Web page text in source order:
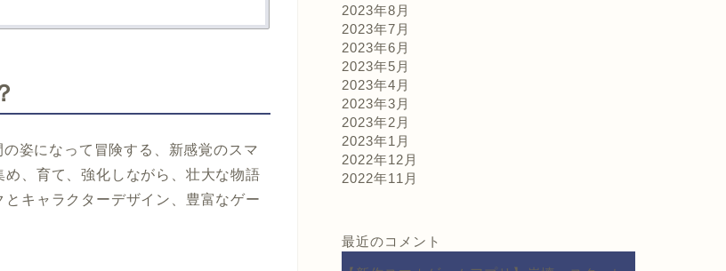
姿になって冒険する、新感覚のスマ
、育て、強化しながら、壮大な物語
キャラクターデザイン、豊富なゲー
2023年8月
2023年7月
2023年6月
2023年5月
2023年4月
2023年3月
2023年2月
2023年1月
2022年12月
2022年11月
最近のコメント